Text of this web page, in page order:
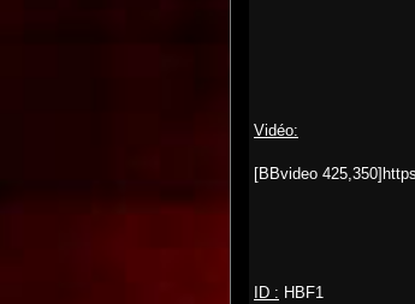
Vidéo:
[BBvideo
ID : HBF1